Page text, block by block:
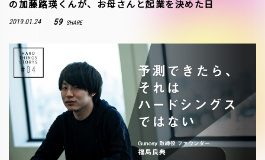
の加藤路瑛くんが、お母さんと起業を決めた日
2019.01.24 59 SHARE